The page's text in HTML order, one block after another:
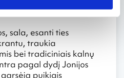
sala, esanti ties
traukia
bei tradiciniais kalnų
pagal dydį Jonijos
puikiais